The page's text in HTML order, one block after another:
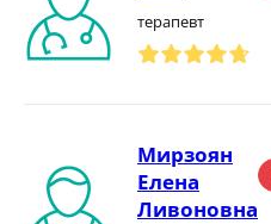
терапевт
Мирзоян
Елена
Ливоновна